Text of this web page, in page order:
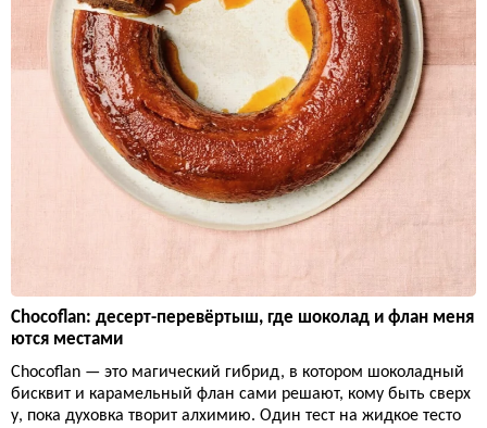
Chocoflan: десерт-перевёртыш, где шоколад и флан меня
ются местами
Chocoflan — это магический гибрид, в котором шоколадный
бисквит и карамельный флан сами решают, кому быть сверх
у, пока духовка творит алхимию. Один тест на жидкое тесто